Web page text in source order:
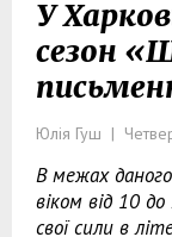
У
сезон
Юлія Гуш |
В межах
віком від 10
свої сили в